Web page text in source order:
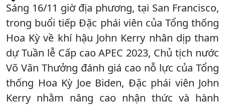
Sáng 16/11 giờ địa phương, tại San Francisco,
trong buổi tiếp Đặc phái viên của Tổng thống
Hoa Kỳ về khí hậu John Kerry nhân dịp tham
dự Tuần lễ Cấp cao APEC 2023, Chủ tịch nước
Võ Văn Thưởng đánh giá cao nỗ lực của Tổng
thống Hoa Kỳ Joe Biden, Đặc phái viên John
Kerry nhằm nâng cao nhận thức và hành